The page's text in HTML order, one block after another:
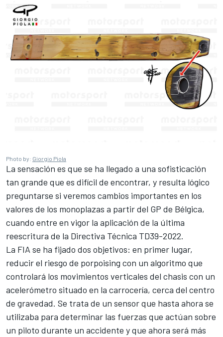
Photo by: Giorgio Piola
La sensación es que se ha llegado a una sofisticación
tan grande que es difícil de encontrar, y resulta lógico
preguntarse si veremos cambios importantes en los
valores de los monoplazas a partir del GP de Bélgica,
cuando entre en vigor la aplicación de la última
reescritura de la Directiva Técnica TD39-2022.
La FIA se ha fijado dos objetivos: en primer lugar,
reducir el riesgo de porpoising con un algoritmo que
controlará los movimientos verticales del chasis con un
acelerómetro situado en la carrocería, cerca del centro
de gravedad. Se trata de un sensor que hasta ahora se
utilizaba para determinar las fuerzas que actúan sobre
un piloto durante un accidente y que ahora será más